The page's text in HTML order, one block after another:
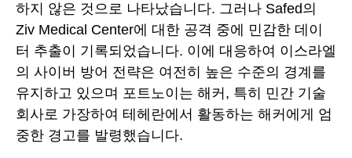
하지 않은 것으로 나타났습니다. 그러나 Safed의
Ziv Medical Center에 대한 공격 중에 민감한 데이
터 추출이 기록되었습니다. 이에 대응하여 이스라엘
의 사이버 방어 전략은 여전히 높은 수준의 경계를
유지하고 있으며 포트노이는 해커, 특히 민간 기술
회사로 가장하여 테헤란에서 활동하는 해커에게 엄
중한 경고를 발령했습니다.